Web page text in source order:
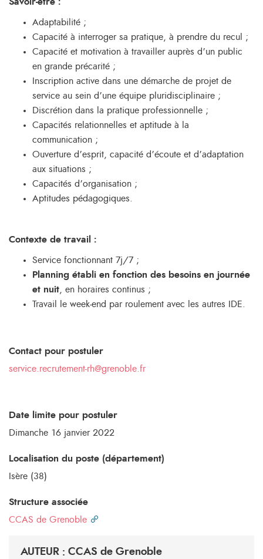
Adaptabilité ;
Capacité à interroger sa pratique, à prendre du recul ;
Capacité et motivation à travailler auprès d’un public
en grande précarité ;
Inscription active dans une démarche de projet de
service au sein d’une équipe pluridisciplinaire ;
Discrétion dans la pratique professionnelle ;
Capacités relationnelles et aptitude à la
communication ;
Ouverture d’esprit, capacité d’écoute et d’adaptation
aux situations ;
Capacités d’organisation ;
Aptitudes pédagogiques.
Contexte de travail :
Service fonctionnant 7j/7 ;
Planning établi en fonction des besoins en journée
et nuit , en horaires continus ;
Travail le week-end par roulement avec les autres IDE.
Contact pour postuler
service.recrutement-rh@grenoble.fr
Date limite pour postuler
Dimanche 16 janvier 2022
Localisation du poste (département)
Isère (38)
Structure associée
CCAS de Grenoble
AUTEUR : CCAS de Grenoble